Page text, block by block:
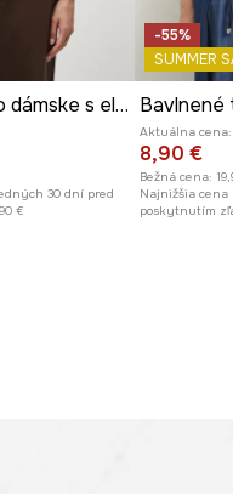
Bavlnené tričko dámske s elastanom, hladký tyrkysová farba
30 dní pred
€
-55%
SUMMER
Aktuálna cena:
8,90 €
Bežná cena:
Najnižšia cena
poskytnutím